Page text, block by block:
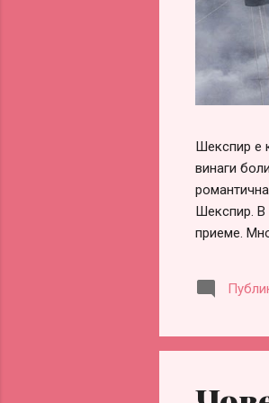
Шекспир е
винаги
Шекспир. В
приеме.
оформи
заради